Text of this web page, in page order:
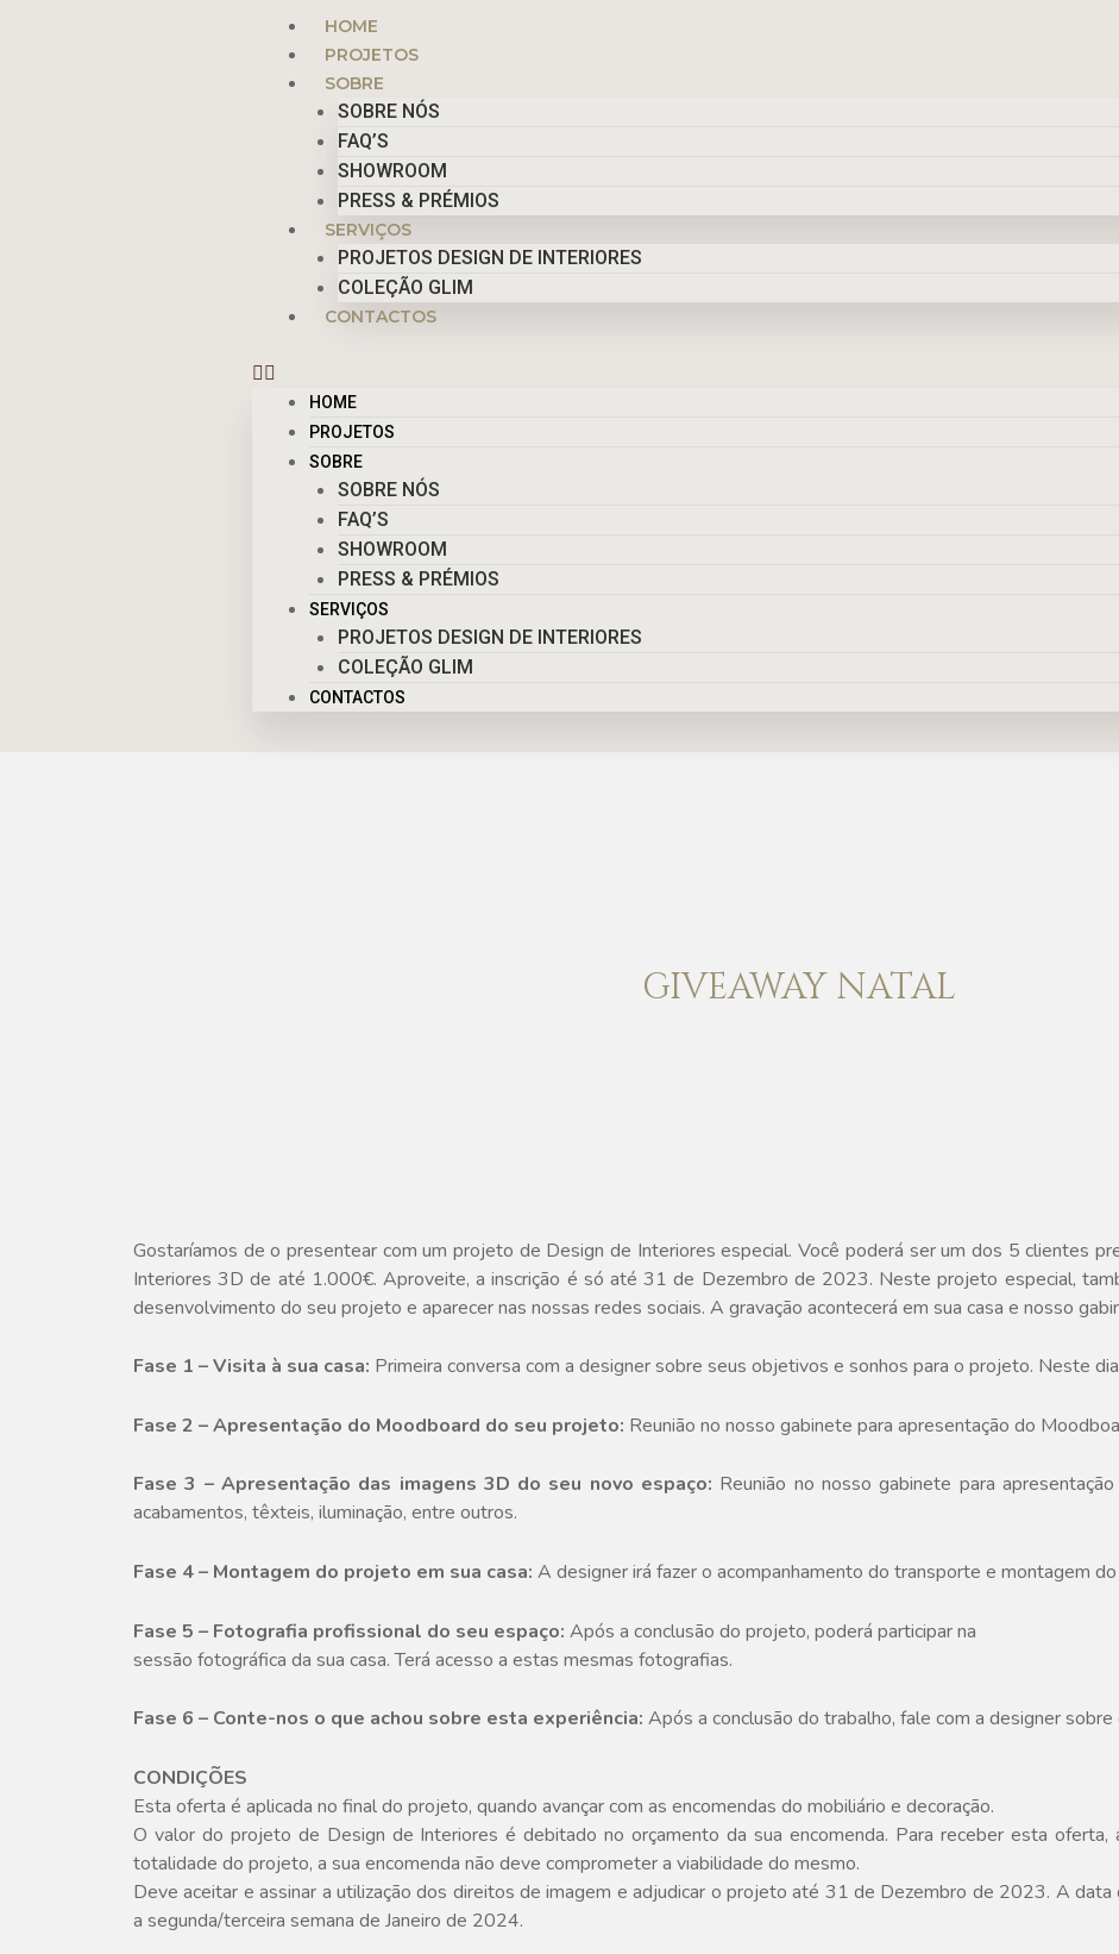
HOME
PROJETOS
SOBRE
SOBRE NÓS
FAQ’S
SHOWROOM
PRESS & PRÉMIOS
SERVIÇOS
PROJETOS DESIGN DE INTERIORES
COLEÇÃO GLIM
CONTACTOS
Menu
HOME
PROJETOS
SOBRE
SOBRE NÓS
FAQ’S
SHOWROOM
PRESS & PRÉMIOS
SERVIÇOS
PROJETOS DESIGN DE INTERIORES
COLEÇÃO GLIM
CONTACTOS
GIVEAWAY NATAL
Gostaríamos de o presentear com um projeto de Design de Interiores especial. Você poderá ser um dos 5 clientes
Interiores 3D de até 1.000€. Aproveite, a inscrição é só até 31 de Dezembro de 2023. Neste projeto especial,
desenvolvimento do seu projeto e aparecer nas nossas redes sociais. A gravação acontecerá em sua casa e nosso
Fase 1 – Visita à sua casa: Primeira conversa com a designer sobre seus objetivos e sonhos para o projeto. Neste
Fase 2 – Apresentação do Moodboard do seu projeto: Reunião no nosso gabinete para apresentação do
Fase 3 – Apresentação das imagens 3D do seu novo espaço: Reunião no nosso gabinete para
acabamentos, têxteis, iluminação, entre outros.
Fase 4 – Montagem do projeto em sua casa: A designer irá fazer o acompanhamento do transporte e montagem
Fase 5 – Fotografia profissional do seu espaço: Após a conclusão do projeto, poderá participar na
sessão fotográfica da sua casa. Terá acesso a estas mesmas fotografias.
Fase 6 – Conte-nos o que achou sobre esta experiência: Após a conclusão do trabalho, fale com a designer
CONDIÇÕES
Esta oferta é aplicada no final do projeto, quando avançar com as encomendas do mobiliário e decoração.
O valor do projeto de Design de Interiores é debitado no orçamento da sua encomenda. Para receber esta oferta,
totalidade do projeto, a sua encomenda não deve comprometer a viabilidade do mesmo.
Deve aceitar e assinar a utilização dos direitos de imagem e adjudicar o projeto até 31 de Dezembro de 2023. A
a segunda/terceira semana de Janeiro de 2024.